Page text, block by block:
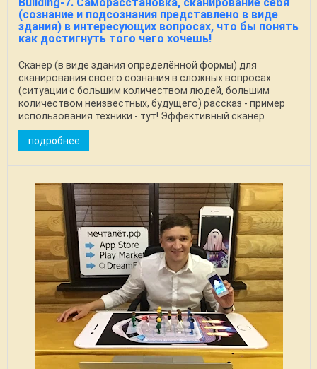
Building-7. Саморасстановка, сканирование себя
(сознание и подсознания представлено в виде
здания) в интересующих вопросах, что бы понять
как достигнуть того чего хочешь!
Сканер (в виде здания определённой формы) для
сканирования своего сознания в сложных вопросах
(ситуации с большим количеством людей, большим
количеством неизвестных, будущего) рассказ - пример
использования техники - тут! Эффективный сканер
понять ...
подробнее